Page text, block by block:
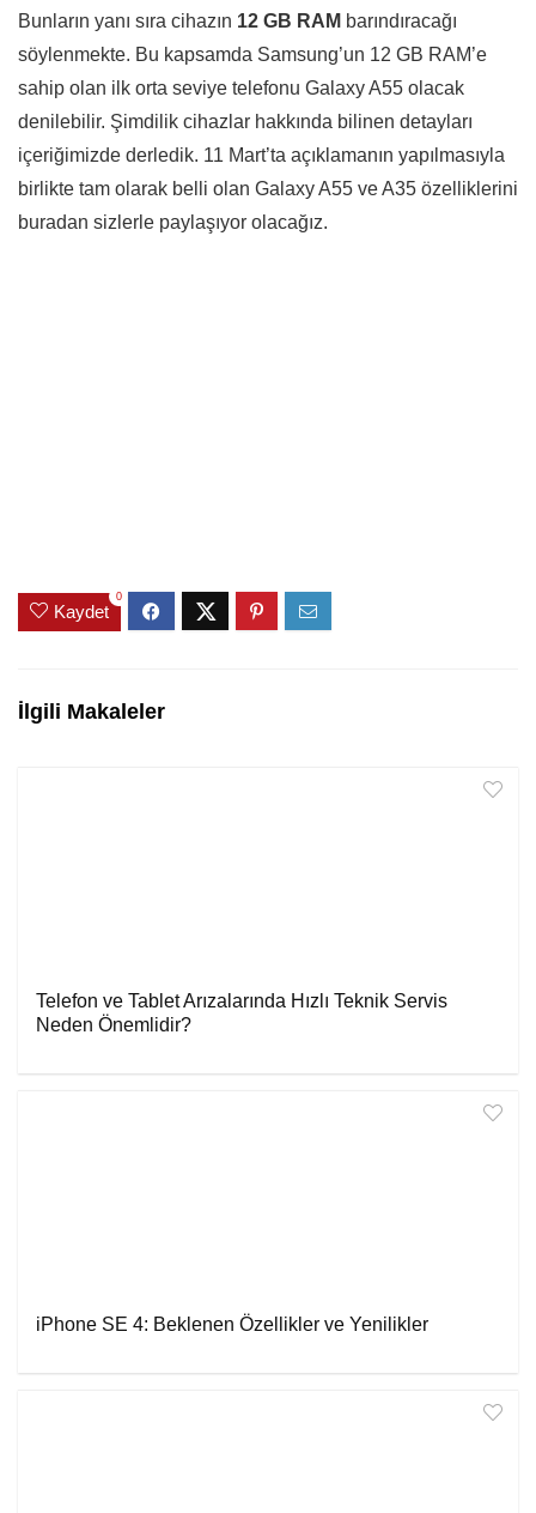
Bunların yanı sıra cihazın 12 GB RAM barındıracağı
söylenmekte. Bu kapsamda Samsung’un 12 GB RAM’e
sahip olan ilk orta seviye telefonu Galaxy A55 olacak
denilebilir. Şimdilik cihazlar hakkında bilinen detayları
içeriğimizde derledik. 11 Mart’ta açıklamanın yapılmasıyla
birlikte tam olarak belli olan Galaxy A55 ve A35 özelliklerini
buradan sizlerle paylaşıyor olacağız.
Kaydet
0
İlgili Makaleler
Telefon ve Tablet Arızalarında Hızlı Teknik Servis
Neden Önemlidir?
iPhone SE 4: Beklenen Özellikler ve Yenilikler